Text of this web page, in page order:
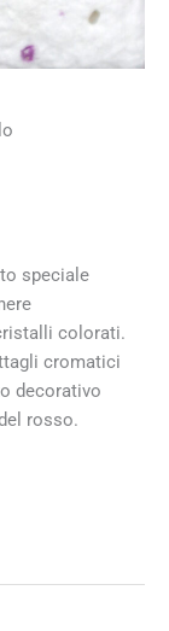
speciale
colorati.
cromatici
decorativo
rosso.